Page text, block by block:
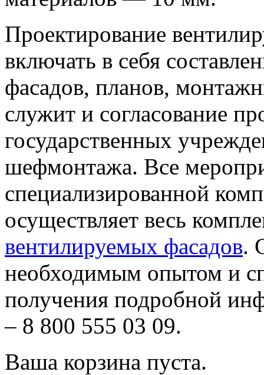
Проектирование
включать в себя
фасадов, планов,
служит и согласование
государственных
шефмонтажа. Все
специализированной
осуществляет весь
вентилируемых фасадов.
необходимым опытом и
получения подробной
– 8 800 555 03 09.
Ваша корзина пуста.